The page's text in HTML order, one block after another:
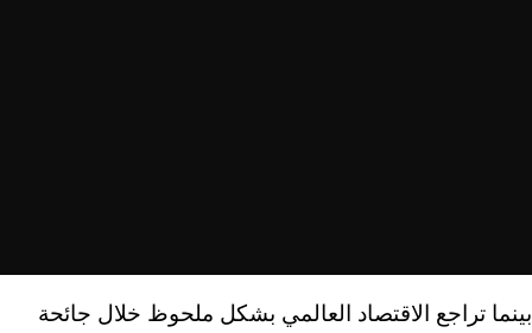
بينما تراجع الاقتصاد العالمي بشكل ملحوظ خلال جائحة